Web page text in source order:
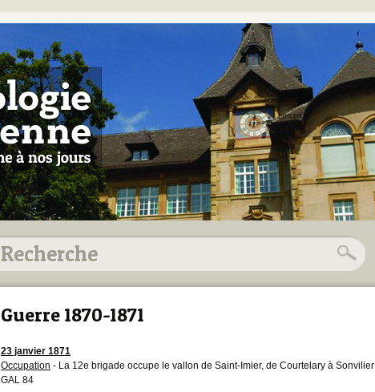
Guerre 1870-1871
23 janvier 1871
Occupation - La 12e brigade occupe le vallon de Saint-Imier, de Courtelary à Sonvilier
GAL 84